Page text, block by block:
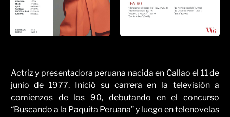
Actriz y presentadora peruana nacida en Callao el 11 de
junio de 1977. Inició su carrera en la televisión a
comienzos de los 90, debutando en el concurso
“Buscando a la Paquita Peruana” y luego en telenovelas